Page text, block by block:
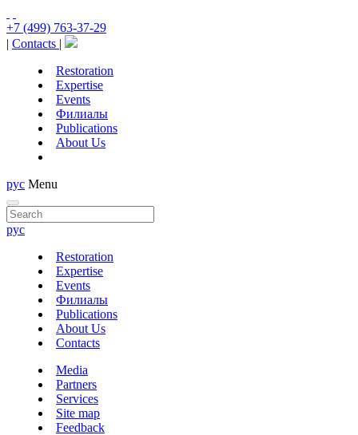
+7 (499) 763-37-29
| Contacts |
Restoration
Expertise
Events
Филиалы
Publications
About Us
рус Menu
рус
Restoration
Expertise
Events
Филиалы
Publications
About Us
Contacts
Media
Partners
Services
Site map
Feedback